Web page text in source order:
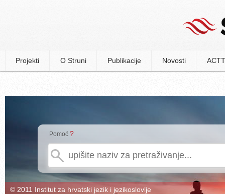
Projekti O Struni Publikacije Novosti
Pomoć ?
© 2011 Institut za hrvatski jezik i jezikoslovlje